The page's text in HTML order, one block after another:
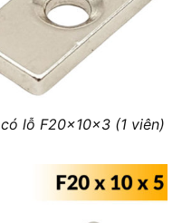
lỗ F20x10x3 (1 viên)